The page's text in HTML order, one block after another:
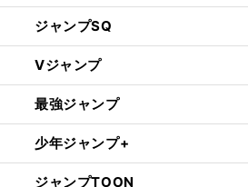
ジャンプSQ
Vジャンプ
最強ジャンプ
少年ジャンプ+
ジャンプTOON